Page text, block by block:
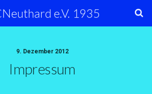
e.V. 1935
9. Dezember 2012
Impressum